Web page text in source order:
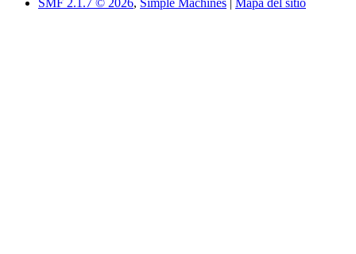
SMF 2.1.7 © 2026, Simple Machines Mapa del sitio